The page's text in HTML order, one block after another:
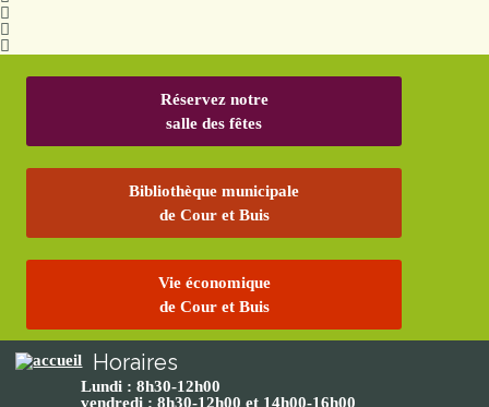
Réservez notre
salle des fêtes
Bibliothèque municipale
de Cour et Buis
Vie économique
de Cour et Buis
Horaires
Lundi : 8h30-12h00
vendredi : 8h30-12h00 et 14h00-16h00